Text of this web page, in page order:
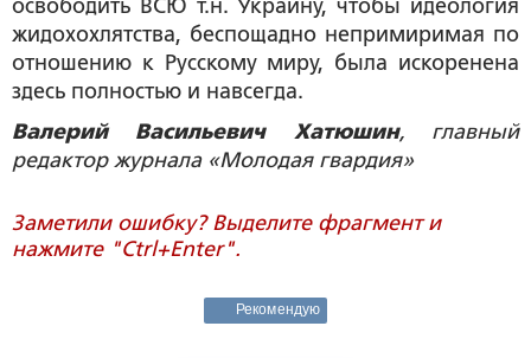
освободить ВСЮ т.н. Украину, чтобы идеология
жидохохлятства, беспощадно непримиримая по
отношению к Русскому миру, была искоренена
здесь полностью и навсегда.
Валерий Васильевич Хатюшин, главный
редактор журнала «Молодая гвардия»
Заметили ошибку? Выделите фрагмент и
нажмите "Ctrl+Enter".
Рекомендую